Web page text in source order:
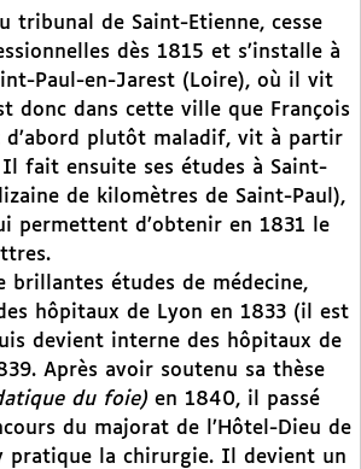
tribunal de Saint-Etienne, cesse
dès 1815 et s’installe à
Paul-en-Jarest (Loire), où il vit
donc dans cette ville que François
d’abord plutôt maladif, vit à partir
Il fait ensuite ses études à Saint-
de kilomètres de Saint-Paul),
permettent d’obtenir en 1831 le
brillantes études de médecine,
hôpitaux de Lyon en 1833 (il est
devient interne des hôpitaux de
Après avoir soutenu sa thèse
du foie) en 1840, il passé
du majorat de l’Hôtel-Dieu de
pratique la chirurgie. Il devient un